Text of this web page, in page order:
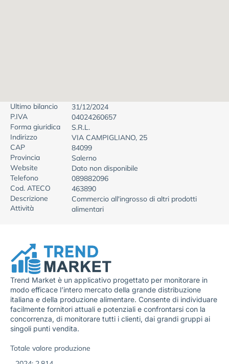
Ultimo bilancio
31/12/2024
P.IVA
04024260657
Forma giuridica
S.R.L.
Indirizzo
VIA CAMPIGLIANO, 25
CAP
84099
Provincia
Salerno
Website
Dato non disponibile
Telefono
089882096
Cod. ATECO
463890
Descrizione
Attività
Commercio all'ingrosso di altri prodotti
alimentari
Trend Market è un applicativo progettato per monitorare in
modo efficace l’intero mercato della grande distribuzione
italiana e della produzione alimentare. Consente di individuare
facilmente fornitori attuali e potenziali e confrontarsi con la
concorrenza, di monitorare tutti i clienti, dai grandi gruppi ai
singoli punti vendita.
Totale valore produzione